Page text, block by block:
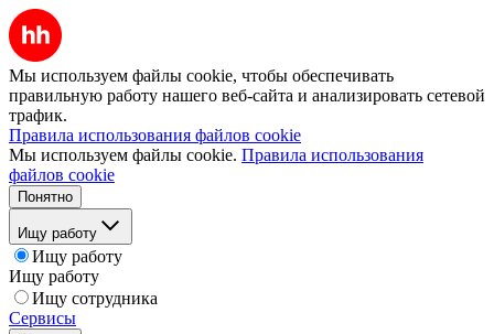
Мы используем файлы cookie, чтобы обеспечивать
правильную работу нашего веб-сайта и анализировать сетевой
трафик.
Правила использования файлов cookie
Мы используем файлы cookie. Правила использования
файлов cookie
Понятно
Ищу работу
Ищу работу
Ищу работу
Ищу сотрудника
Сервисы